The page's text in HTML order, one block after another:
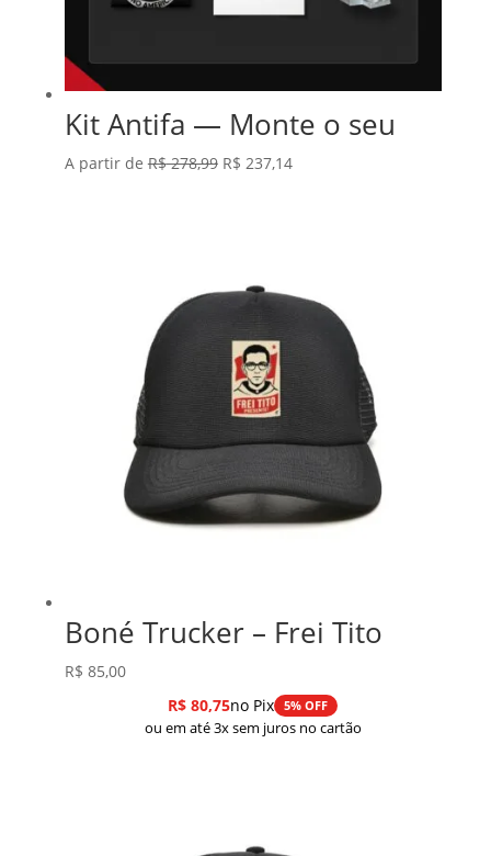
Kit Antifa — Monte o seu
A partir deR$278,99 O
R$ 237,14O
Boné Trucker – Frei Tito
R$ 85,00
R$ 80,75no Pix 5% OFF
ou em até 3x sem juros no cartão